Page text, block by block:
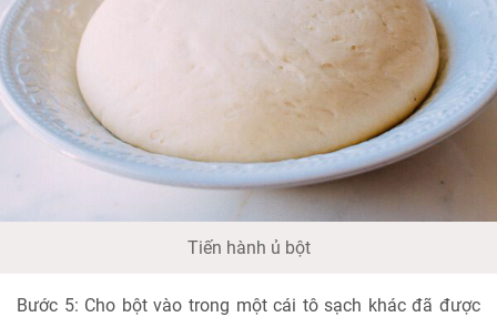
Tiến hành ủ bột
Bước 5: Cho bột vào trong một cái tô sạch khác đã được